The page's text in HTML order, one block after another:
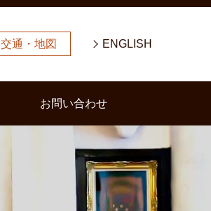
交通・地図 ENGLISH
お問い合わせ